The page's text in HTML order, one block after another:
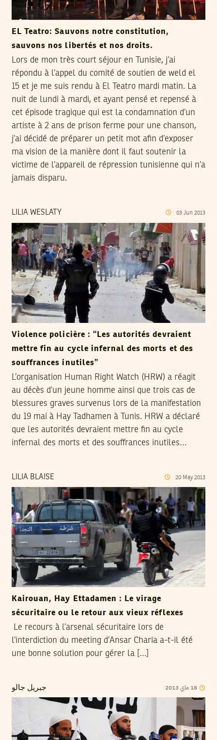
EL Teatro: Sauvons notre constitution,
sauvons nos libertés et nos droits.
Lors de mon très court séjour en Tunisie, j’ai
répondu à l’appel du comité de soutien de weld el
15 et je me suis rendu à El Teatro mardi matin. La
nuit de lundi à mardi, et ayant pensé et repensé à
cet épisode tragique qui est la condamnation d’un
artiste à 2 ans de prison ferme pour une chanson,
j’ai décidé de préparer un petit mot afin d’exposer
ma vision de la manière dont il faut soutenir la
victime de l’appareil de répression tunisienne qui n’a
jamais disparu.
LILIA WESLATY 03 Jun 2013
Violence policière : “Les autorités devraient
mettre fin au cycle infernal des morts et des
souffrances inutiles”
L’organisation Human Right Watch (HRW) a réagit
au décès d’un jeune homme ainsi que trois cas de
blessures graves survenus lors de la manifestation
du 19 mai à Hay Tadhamen à Tunis. HRW a déclaré
que les autorités devraient mettre fin au cycle
infernal des morts et des souffrances inutiles…
LILIA BLAISE 20 May 2013
Kairouan, Hay Ettadamen : Le virage
sécuritaire ou le retour aux vieux réflexes
Le recours à l’arsenal sécuritaire lors de
l’interdiction du meeting d’Ansar Charia a-t-il été
une bonne solution pour gérer la […]
جبريل جالو 18 ماي 2013